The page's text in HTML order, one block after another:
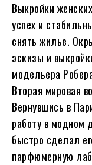
Выкройки
успех и
снять жилье.
эскизы и
модельера
Вторая мировая
Вернувшись в
работу в модном
быстро сделал
парфюмерную